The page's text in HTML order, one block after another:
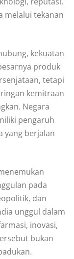
melalui tekanan
kekuatan
produk
tetapi
kemitraan
Negara
pengaruh
yang berjalan
pada
dan
unggul dalam
inovasi,
bukan